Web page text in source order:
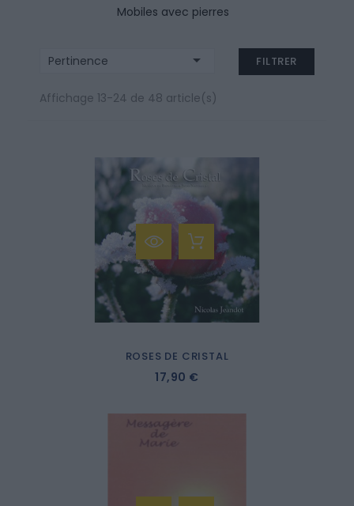
Mobiles avec pierres
Pertinence  FILTRER
Affichage 13-24 de 48 article(s)
ROSES DE CRISTAL
17,90 €